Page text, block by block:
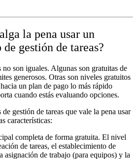
la pena usar un
gestión de tareas?
no son iguales. Algunas son gratuitas de
generosos. Otras son niveles gratuitos
un plan de pago lo más rápido
cuando estás evaluando opciones.
gestión de tareas que vale la pena usar
características:
completa de forma gratuita. El nivel
de tareas, el establecimiento de
asignación de trabajo (para equipos) y la